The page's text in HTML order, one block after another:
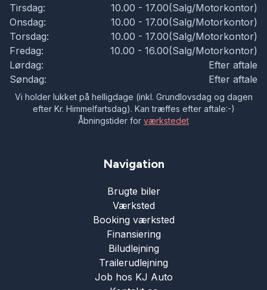
Tirsdag:
10.00 - 17.00(Salg/Motorkontor)
Onsdag:
10.00 - 17.00(Salg/Motorkontor)
Torsdag:
10.00 - 17.00(Salg/Motorkontor)
Fredag:
10.00 - 16.00(Salg/Motorkontor)
Lørdag:
Efter aftale
Søndag:
Efter aftale
Vi holder lukket på helligdage (inkl. Grundlovsdag og dagen
efter Kr. Himmelfartsdag). Kan træffes efter aftale:-)
Åbningstider for værkstedet
Navigation
Brugte biler
Værksted
Booking værksted
Finansiering
Biludlejning
Trailerudlejning
Job hos KJ Auto